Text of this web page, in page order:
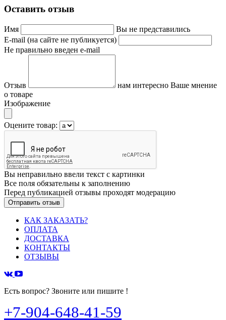
Оставить отзыв
Имя
Вы не представились
E-mail (на сайте не публикуется)
Не правильно введен e-mail
Отзыв
нам интересно Ваше мнение
о товаре
Изображение
Оцените товар:
Вы неправильно ввели текст с картинки
Все поля обязательны к заполнению
Перед публикацией отзывы проходят модерацию
КАК ЗАКАЗАТЬ?
ОПЛАТА
ДОСТАВКА
КОНТАКТЫ
ОТЗЫВЫ
Есть вопрос? Звоните или пишите !
+7-904-648-41-59